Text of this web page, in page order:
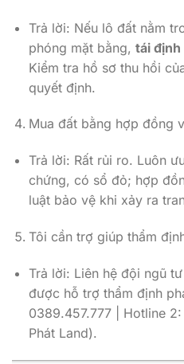
Trả lời: Nếu lô đất nằm
phóng mặt bằng, tái định
Kiểm tra hồ sơ thu hồi
quyết định.
Mua đất bằng hợp đồng
Trả lời: Rất rủi ro. Luôn
chứng, có sổ đỏ; hợp
luật bảo vệ khi xảy ra
Tôi cần trợ giúp thẩm
Trả lời: Liên hệ đội ngũ
được hỗ trợ thẩm định
0389.457.777 | Hotline
Phát Land).